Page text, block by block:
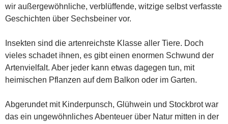
wir außergewöhnliche, verblüffende, witzige selbst verfasste
Geschichten über Sechsbeiner vor.
Insekten sind die artenreichste Klasse aller Tiere. Doch
vieles schadet ihnen, es gibt einen enormen Schwund der
Artenvielfalt. Aber jeder kann etwas dagegen tun, mit
heimischen Pflanzen auf dem Balkon oder im Garten.
Abgerundet mit Kinderpunsch, Glühwein und Stockbrot war
das ein ungewöhnliches Abenteuer über Natur mitten in der